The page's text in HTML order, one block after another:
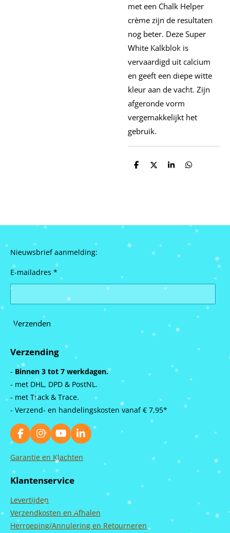
met een Chalk Helper
crème zijn de resultaten
nog beter. Deze Super
White Kalkblok is
vervaardigd uit calcium
en geeft een diepe witte
kleur aan de vacht. Zijn
afgeronde vorm
vergemakkelijkt het
gebruik.
D
D
S
D
Nieuwsbrief aanmelding:
E-mailadres *
Verzenden
Verzending
- Binnen 3 tot 7 werkdagen.
- met DHL, DPD & PostNL.
- met Track & Trace.
- Verzend- en handelingskosten vanaf € 7,95*
F
a
c
o
k
I
n
s
a
g
a
m
Y
o
u
u
b
L
i
n
Garantie en Klachten
Klantenservice
Levertijden
Verzendkosten en Afhalen
Herroeping/Annulering en Retourneren